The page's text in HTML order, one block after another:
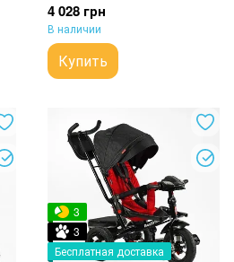
4 028 грн
В наличии
Купить
3
3
Бесплатная доставка